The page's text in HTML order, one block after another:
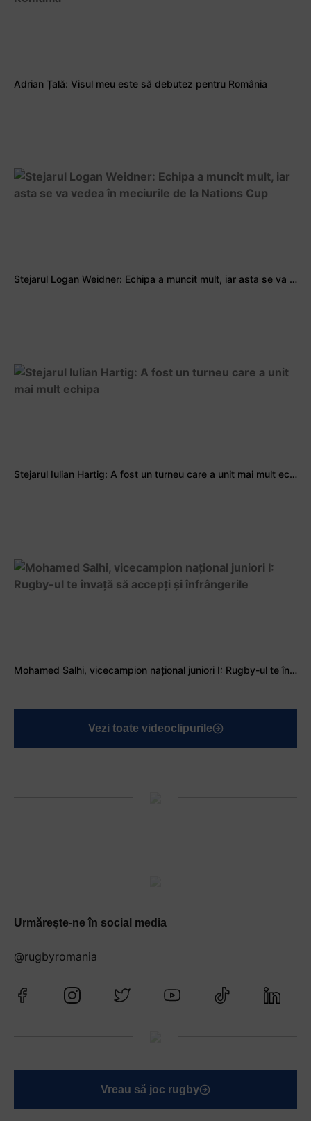
Adrian Țală: Visul meu este să debutez pentru România
Stejarul Logan Weidner: Echipa a muncit mult, iar asta se va vedea în meciurile de la Nations Cup
Stejarul Iulian Hartig: A fost un turneu care a unit mai mult echipa
Mohamed Salhi, vicecampion național juniori I: Rugby-ul te învață să accepți și înfrângerile
Vezi toate videoclipurile
Urmărește-ne în social media
@rugbyromania
Vreau să joc rugby